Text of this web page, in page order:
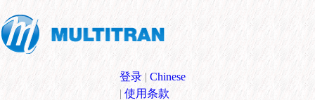
登录 | Chinese
| 使用条款